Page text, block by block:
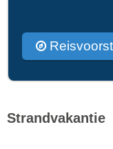
Strandvakantie